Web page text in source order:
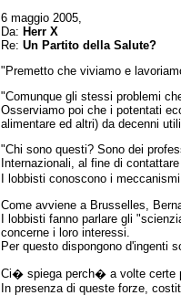
6 maggio 2005,
Da: Herr X
Re: Un Partito della Salute?
"Premetto che viviamo e
"Comunque gli stessi problemi
Osserviamo poi che i potentati
alimentare ed altri) da decenni
"Chi sono questi? Sono dei
Internazionali, al fine di
I lobbisti conoscono i
Come avviene a Brusselles,
I lobbisti fanno parlare gli
concerne i loro interessi.
Per questo dispongono d'ingenti
Ci� spiega perch� a volte certe
In presenza di queste forze,